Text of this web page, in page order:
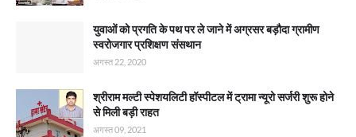
युवाओं को प्रगति के पथ पर ले जाने में अग्रसर बड़ौदा ग्रामीण
स्वरोजगार प्रशिक्षण संसथान
अगस्त 22, 2020
श्रीराम मल्टी स्पेशयलिटी हॉस्पीटल में ट्रामा न्यूरो सर्जरी शुरू होने
से मिली बड़ी राहत
अगस्त 09, 2021